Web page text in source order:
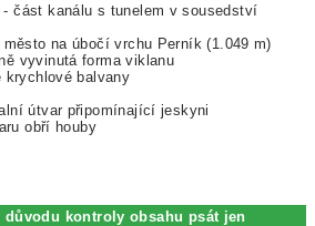
část kanálu s tunelem v sousedství
na úbočí vrchu Perník (1.049 m)
vyvinutá forma viklanu
krychlové balvany
útvar připomínající jeskyni
obří houby
důvodu kontroly obsahu psát jen